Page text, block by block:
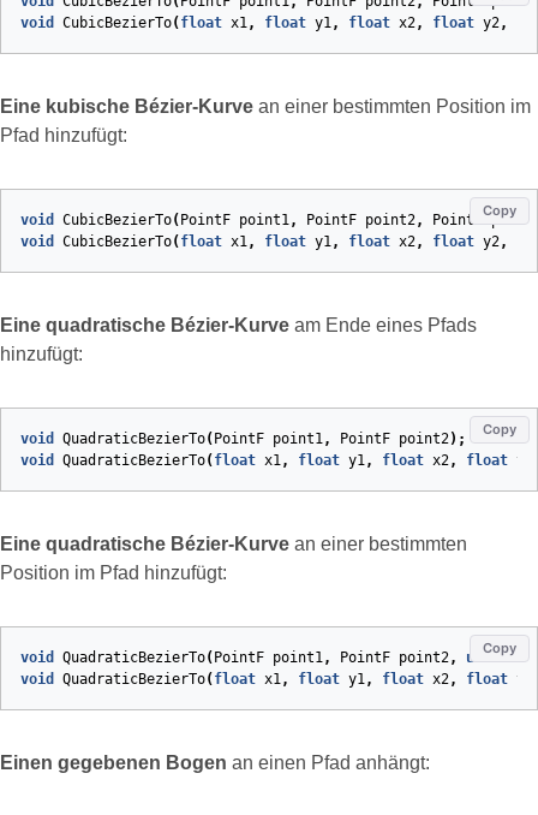
void
CubicBezierTo( float x1, float y1, float x2, float y2,
Eine kubische Bézier‑Kurve an einer bestimmten Position im
Pfad hinzufügt:
Copy
void CubicBezierTo( PointF point1, PointF point2, PointF
void
CubicBezierTo( float x1, float y1, float x2, float y2,
Eine quadratische Bézier‑Kurve am Ende eines Pfads
hinzufügt:
Copy
void QuadraticBezierTo( PointF point1, PointF point2) ;
void
QuadraticBezierTo( float x1, float y1, float x2, float y2
Eine quadratische Bézier‑Kurve an einer bestimmten
Position im Pfad hinzufügt:
Copy
void QuadraticBezierTo( PointF point1, PointF point2, uint
void
QuadraticBezierTo( float x1, float y1, float x2, float y2
Einen gegebenen Bogen an einen Pfad anhängt: